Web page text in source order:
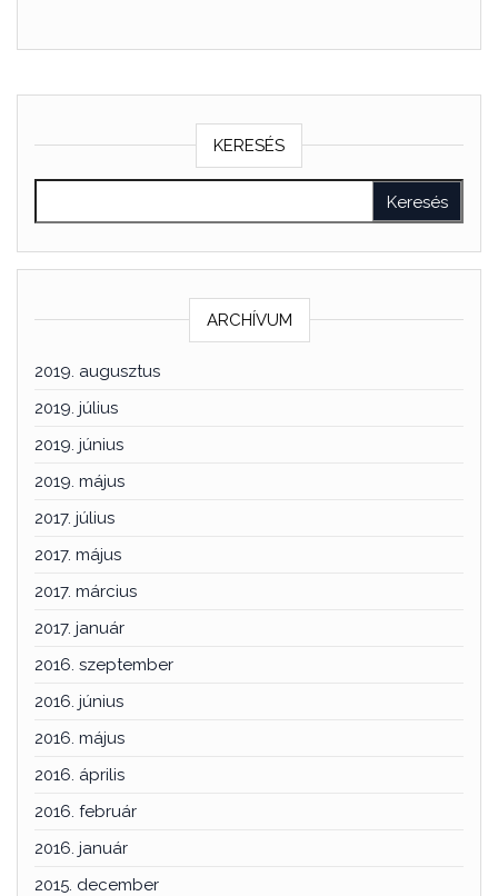
KERESÉS
ARCHÍVUM
2019. augusztus
2019. július
2019. június
2019. május
2017. július
2017. május
2017. március
2017. január
2016. szeptember
2016. június
2016. május
2016. április
2016. február
2016. január
2015. december